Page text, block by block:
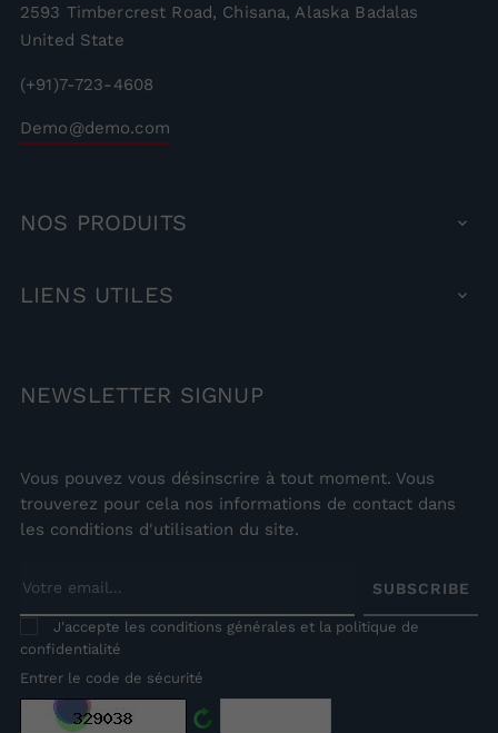
2593 Timbercrest Road, Chisana, Alaska Badalas
United State
(+91)7-723-4608
Demo@demo.com
NOS PRODUITS 
LIENS UTILES 
NEWSLETTER SIGNUP
Vous pouvez vous désinscrire à tout moment. Vous
trouverez pour cela nos informations de contact dans
les conditions d'utilisation du site.
SUBSCRIBE
J'accepte les conditions générales et la politique de
confidentialité
Entrer le code de sécurité